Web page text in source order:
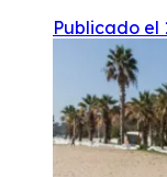
Publicado el